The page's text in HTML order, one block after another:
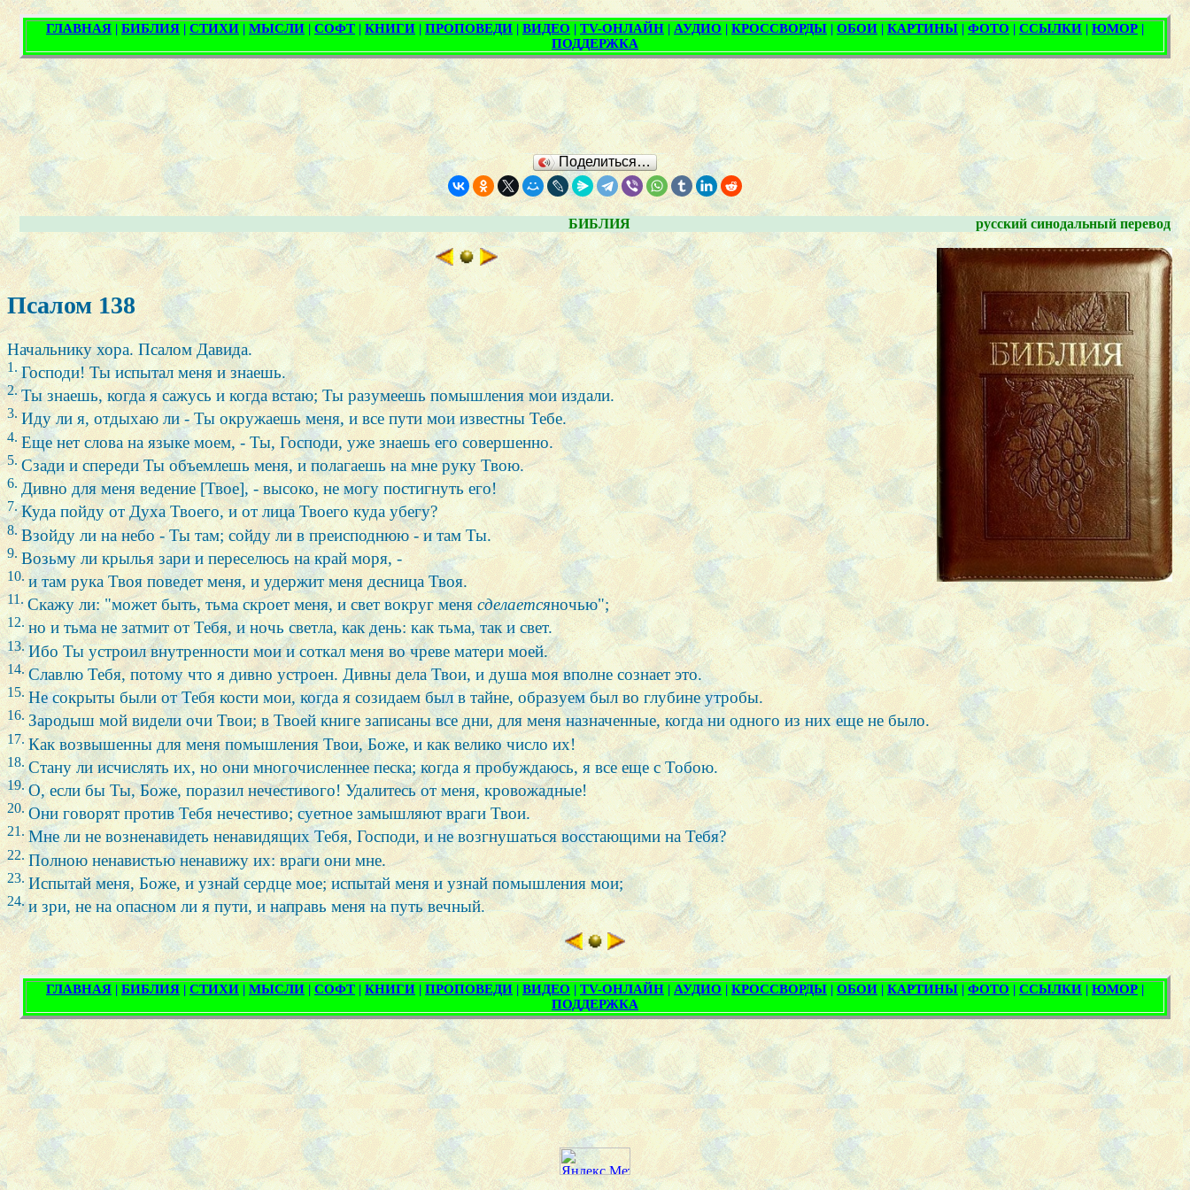
Поделиться…
БИБЛИЯ русский синодальный перевод
Псалом 138
Начальнику хора. Псалом Давида.
1.Господи! Ты испытал меня и знаешь.
2.Ты знаешь, когда я сажусь и когда встаю; Ты разумеешь помышления мои издали.
3.Иду ли я, отдыхаю ли - Ты окружаешь меня, и все пути мои известны Тебе.
4.Еще нет слова на языке моем, - Ты, Господи, уже знаешь его совершенно.
5. Сзади и спереди Ты объемлешь меня, и полагаешь на мне руку Твою.
6.Дивно для меня ведение [Твое], - высоко, не могу постигнуть его!
7.Куда пойду от Духа Твоего, и от лица Твоего куда убегу?
8.Взойду ли на небо - Ты там; сойду ли в преисподнюю - и там Ты.
9.Возьму ли крылья зари и переселюсь на край моря, -
10. и там рука Твоя поведет меня, и удержит меня десница Твоя.
11.Скажу ли: "может быть, тьма скроет меня, и свет вокруг меня сделаетсяночью";
12.но и тьма не затмит от Тебя, и ночь светла, как день: как тьма, так и свет.
13.Ибо Ты устроил внутренности мои и соткал меня во чреве матери моей.
14.Славлю Тебя, потому что я дивно устроен. Дивны дела Твои, и душа моя вполне сознает это.
15. Не сокрыты были от Тебя кости мои, когда я созидаем был в тайне, образуем был во глубине утробы.
16. Зародыш мой видели очи Твои; в Твоей книге записаны все дни, для меня назначенные, когда ни одного из них еще не было.
17. Как возвышенны для меня помышления Твои, Боже, и как велико число их!
18.Стану ли исчислять их, но они многочисленнее песка; когда я пробуждаюсь, я все еще с Тобою.
19.О, если бы Ты, Боже, поразил нечестивого! Удалитесь от меня, кровожадные!
20.Они говорят против Тебя нечестиво; суетное замышляют враги Твои.
21. Мне ли не возненавидеть ненавидящих Тебя, Господи, и не возгнушаться восстающими на Тебя?
22. Полною ненавистью ненавижу их: враги они мне.
23. Испытай меня, Боже, и узнай сердце мое; испытай меня и узнай помышления мои;
24.и зри, не на опасном ли я пути, и направь меня на путь вечный.